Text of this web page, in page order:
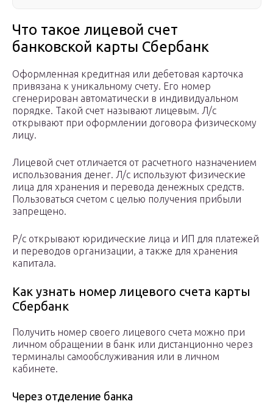
Что такое лицевой счет
банковской карты Сбербанк
Оформленная кредитная или дебетовая карточка
привязана к уникальному счету. Его номер
сгенерирован автоматически в индивидуальном
порядке. Такой счет называют лицевым. Л/с
открывают при оформлении договора физическому
лицу.
Лицевой счет отличается от расчетного назначением
использования денег. Л/с используют физические
лица для хранения и перевода денежных средств.
Пользоваться счетом с целью получения прибыли
запрещено.
Р/с открывают юридические лица и ИП для платежей
и переводов организации, а также для хранения
капитала.
Как узнать номер лицевого счета карты
Сбербанк
Получить номер своего лицевого счета можно при
личном обращении в банк или дистанционно через
терминалы самообслуживания или в личном
кабинете.
Через отделение банка